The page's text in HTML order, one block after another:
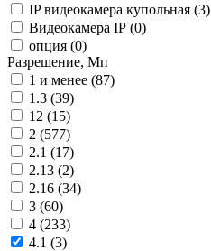
IP видеокамера купольная (3)
Видеокамера IP (0)
опция (0)
Разрешение, Мп
1 и менее (87)
1.3 (39)
12 (15)
2 (577)
2.1 (17)
2.13 (2)
2.16 (34)
3 (60)
4 (233)
4.1 (3)